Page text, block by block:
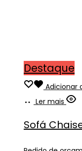
Destaque
Adicionar
Ler mais
Sofá